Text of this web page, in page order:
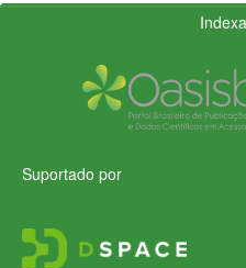
Suportado por